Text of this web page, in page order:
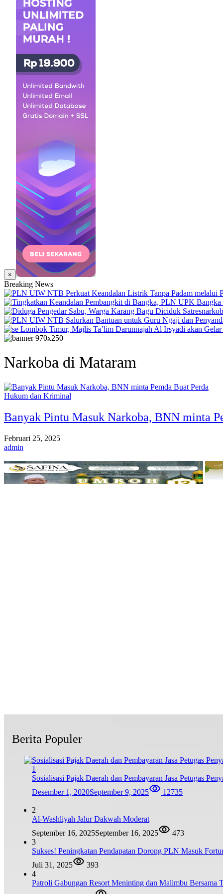
×
Breaking News
Narkoba di Mataram
Hukum dan Kriminal
Banyak Pintu Masuk Narkoba, BNN minta
Februari 25, 2025
admin
Berita Populer
1
Sosialisasi Pajak Daerah dan Pembayaran Jasa Petugas
Desember 1, 2020September 9, 2025 12735
2
Al-Washliyah Jalur Dakwah Moderat
September 16, 2025September 16, 2025
473
3
Sukses! Peningkatan Pendapatan Dorong PLN Masuk
Juli 31, 2025
393
4
Patroli Gabungan Resort Meninting dan Malimbu Bersama